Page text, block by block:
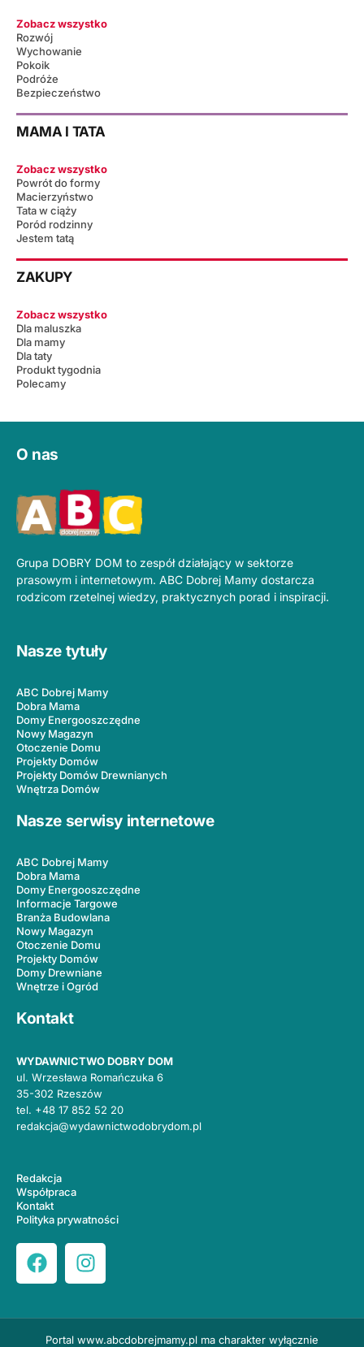
Zobacz wszystko
Rozwój
Wychowanie
Pokoik
Podróże
Bezpieczeństwo
MAMA I TATA
Zobacz wszystko
Powrót do formy
Macierzyństwo
Tata w ciąży
Poród rodzinny
Jestem tatą
ZAKUPY
Zobacz wszystko
Dla maluszka
Dla mamy
Dla taty
Produkt tygodnia
Polecamy
O nas
Grupa DOBRY DOM to zespół działający w sektorze
prasowym i internetowym. ABC Dobrej Mamy dostarcza
rodzicom rzetelnej wiedzy, praktycznych porad i inspiracji.
Nasze tytuły
ABC Dobrej Mamy
Dobra Mama
Domy Energooszczędne
Nowy Magazyn
Otoczenie Domu
Projekty Domów
Projekty Domów Drewnianych
Wnętrza Domów
Nasze serwisy internetowe
ABC Dobrej Mamy
Dobra Mama
Domy Energooszczędne
Informacje Targowe
Branża Budowlana
Nowy Magazyn
Otoczenie Domu
Projekty Domów
Domy Drewniane
Wnętrze i Ogród
Kontakt
WYDAWNICTWO DOBRY DOM
ul. Wrzesława Romańczuka 6
35-302 Rzeszów
tel. +48 17 852 52 20
redakcja@wydawnictwodobrydom.pl
Redakcja
Współpraca
Kontakt
Polityka prywatności
Portal www.abcdobrejmamy.pl ma charakter wyłącznie